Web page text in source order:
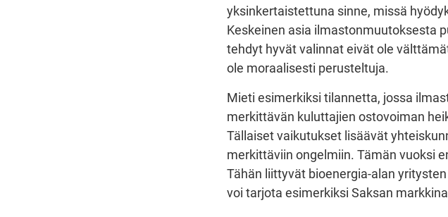
yksinkertaistettuna sinne, missä
Keskeinen asia ilmastonmuutoksesta
tehdyt hyvät valinnat eivät ole
ole moraalisesti perusteltuja.
Mieti esimerkiksi tilannetta, jossa
merkittävän kuluttajien ostovoiman
Tällaiset vaikutukset lisäävät
merkittäviin ongelmiin. Tämän vuoksi
Tähän liittyvät bioenergia-alan
voi tarjota esimerkiksi Saksan